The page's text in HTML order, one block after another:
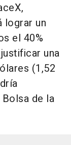
lograr un
el 40%
una
(1,52
de la